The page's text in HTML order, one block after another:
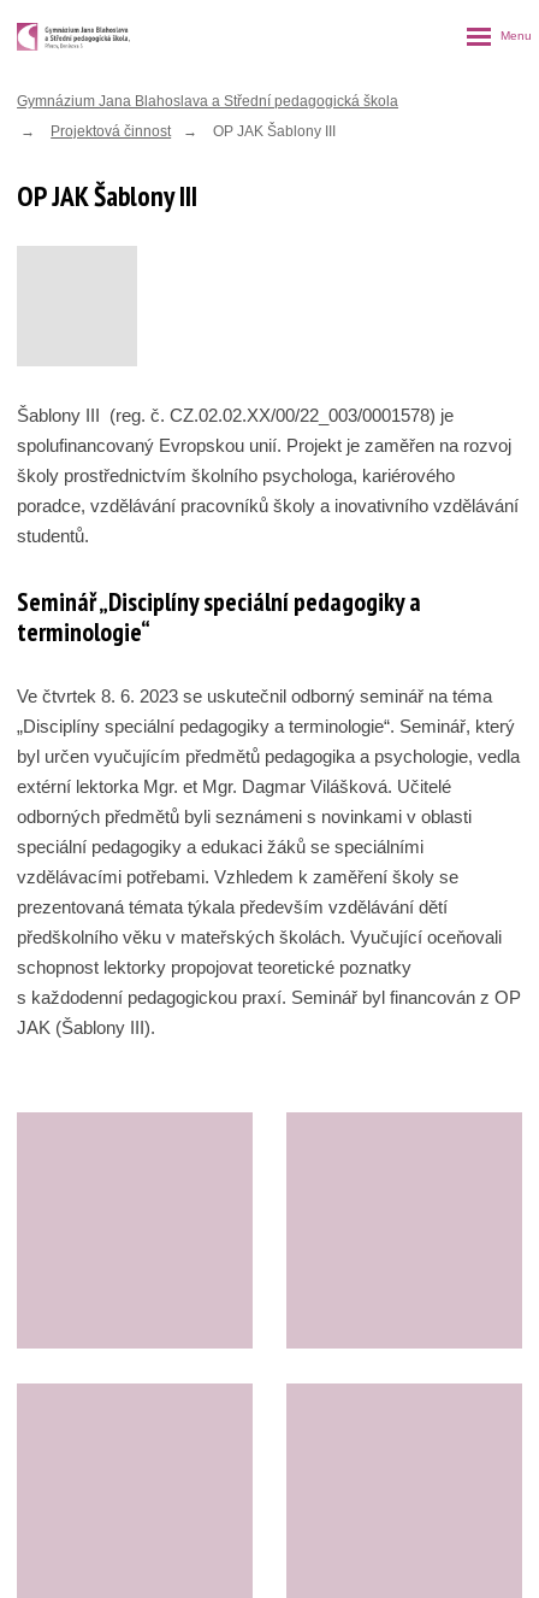
Gymnázium Jana Blahoslava a Střední pedagogická škola
Projektová činnost
OP JAK Šablony III
OP JAK Šablony III
Šablony III (reg. č. CZ.02.02.XX/00/22_003/0001578) je
spolufinancovaný Evropskou unií. Projekt je zaměřen na rozvoj
školy prostřednictvím školního psychologa, kariérového
poradce, vzdělávání pracovníků školy a inovativního vzdělávání
studentů.
Seminář „Disciplíny speciální pedagogiky a
terminologie“
Ve čtvrtek 8. 6. 2023 se uskutečnil odborný seminář na téma
„Disciplíny speciální pedagogiky a terminologie“. Seminář, který
byl určen vyučujícím předmětů pedagogika a psychologie, vedla
extérní lektorka Mgr. et Mgr. Dagmar Vilášková. Učitelé
odborných předmětů byli seznámeni s novinkami v oblasti
speciální pedagogiky a edukaci žáků se speciálními
vzdělávacími potřebami. Vzhledem k zaměření školy se
prezentovaná témata týkala především vzdělávání dětí
předškolního věku v mateřských školách. Vyučující oceňovali
schopnost lektorky propojovat teoretické poznatky
s každodenní pedagogickou praxí. Seminář byl financován z OP
JAK (Šablony III).